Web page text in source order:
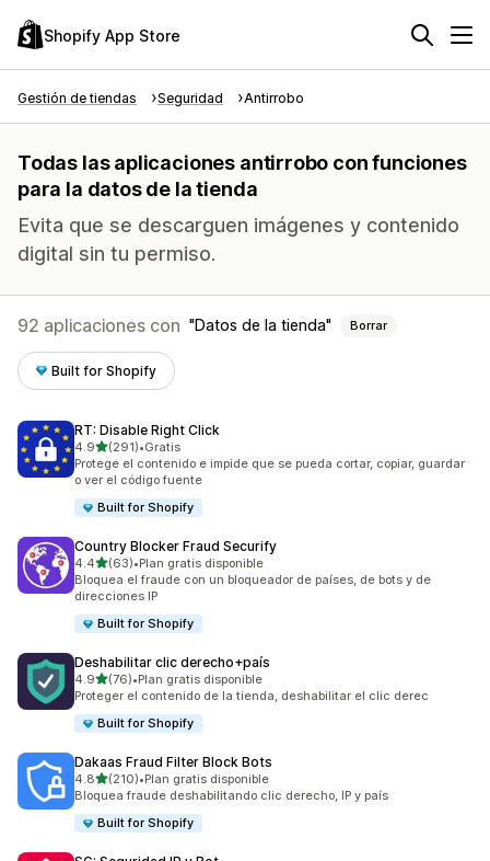
Shopify App Store
Gestión de tiendas Seguridad Antirrobo
Todas las aplicaciones antirrobo con funciones
para la datos de la tienda
Evita que se descarguen imágenes y contenido
digital sin tu permiso.
92 aplicaciones con Datos de la tienda Borrar
Built for Shopify
RT: Disable Right Click
4.9de 5 estrellas
(291)
291 reseñas en total
•Gratis
Protege el contenido e impide que se pueda cortar, copiar, guardar
o ver el código fuente
Built for Shopify
Country Blocker Fraud Securify
4.4de 5 estrellas
(63)
63 reseñas en total
•Plan gratis disponible
Bloquea el fraude con un bloqueador de países, de bots y de
direcciones IP
Built for Shopify
Deshabilitar clic derecho+país
4.9de 5 estrellas
(76)
76 reseñas en total
•Plan gratis disponible
Proteger el contenido de la tienda, deshabilitar el clic derec
Built for Shopify
Dakaas Fraud Filter Block Bots
4.8de 5 estrellas
(210)
210 reseñas en total
•Plan gratis disponible
Bloquea fraude deshabilitando clic derecho, IP y país
Built for Shopify